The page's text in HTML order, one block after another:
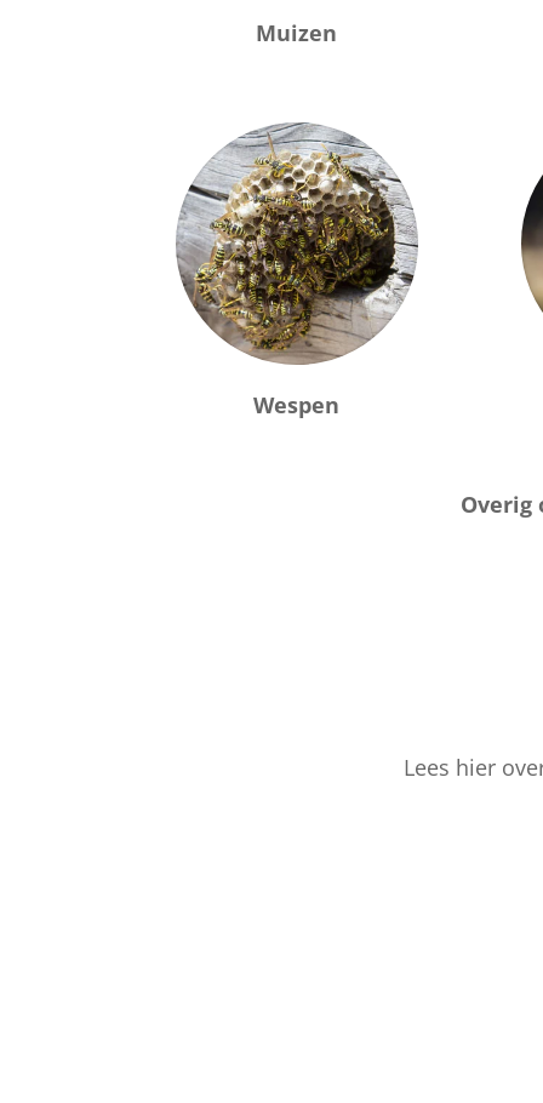
Muizen
Wespen
Overig
Lees hier